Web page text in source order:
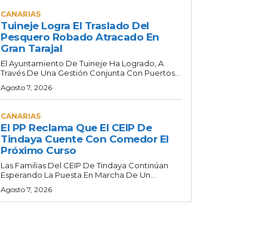
CANARIAS
Tuineje Logra El Traslado Del
Pesquero Robado Atracado En
Gran Tarajal
El Ayuntamiento De Tuineje Ha Logrado, A
Través De Una Gestión Conjunta Con Puertos...
Agosto 7, 2026
CANARIAS
El PP Reclama Que El CEIP De
Tindaya Cuente Con Comedor El
Próximo Curso
Las Familias Del CEIP De Tindaya Continúan
Esperando La Puesta En Marcha De Un...
Agosto 7, 2026